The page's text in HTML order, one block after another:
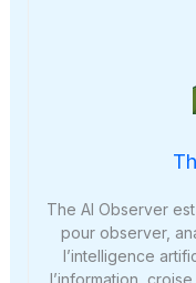
The AI Observer
pour observer,
l’intelligence
l’information,